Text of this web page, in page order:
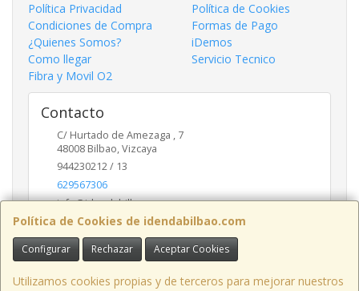
Política de Cookies de idendabilbao.com
Configurar Rechazar Aceptar Cookies
Utilizamos cookies propias y de terceros para mejorar nuestros
Política Privacidad
Política de Cookies
Condiciones de Compra
Formas de Pago
¿Quienes Somos?
iDemos
Como llegar
Servicio Tecnico
Fibra y Movil O2
Contacto
C/ Hurtado de Amezaga , 7
48008 Bilbao,Vizcaya
944230212 / 13
629567306
info@idendabilbao.com
Horario
Lunes viernes 10 - 14 y 16 - 20